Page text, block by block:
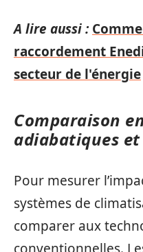
A lire aussi :
raccordement
secteur de l'énergie
Comparaison
adiabatiques
Pour mesurer
systèmes de
comparer aux